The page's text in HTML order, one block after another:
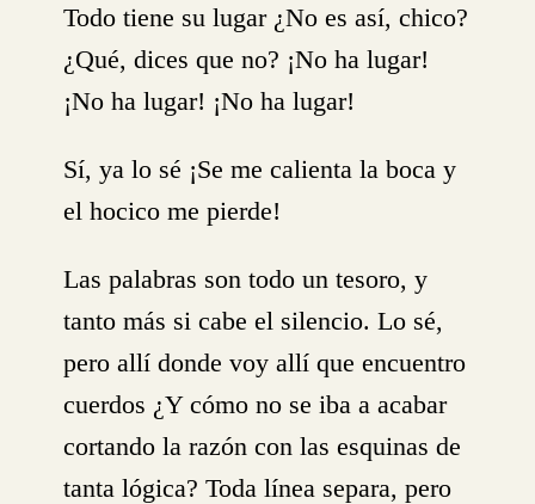
Todo tiene su lugar ¿No es así, chico?
¿Qué, dices que no? ¡No ha lugar!
¡No ha lugar! ¡No ha lugar!
Sí, ya lo sé ¡Se me calienta la boca y
el hocico me pierde!
Las palabras son todo un tesoro, y
tanto más si cabe el silencio. Lo sé,
pero allí donde voy allí que encuentro
cuerdos ¿Y cómo no se iba a acabar
cortando la razón con las esquinas de
tanta lógica? Toda línea separa, pero